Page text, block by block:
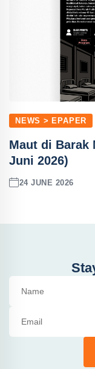
NEWS > EPAPER
Maut di Barak
Juni 2026)
24 JUNE 2026